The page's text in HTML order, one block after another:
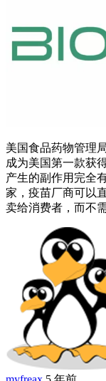
美国食品药物管理
成为美国第一款获
产生的副作用完全
家，疫苗厂商可以
卖给消费者，而不